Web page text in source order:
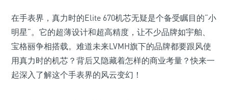
在手表界，真力时的Elite 670机芯无疑是个备受瞩目的“小
明星”。它的超薄设计和超高精度，让不少品牌如宇舶、
宝格丽争相搭载。难道未来LVMH旗下的品牌都要跟风使
用真力时的机芯？背后又隐藏着怎样的商业考量？快来一
起深入了解这个手表界的风云变幻！